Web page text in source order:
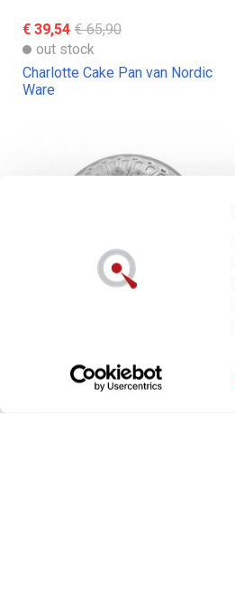
€ 39,54 € 65,90
out stock
Charlotte Cake Pan van Nordic
Ware
€ 71,60
out stock